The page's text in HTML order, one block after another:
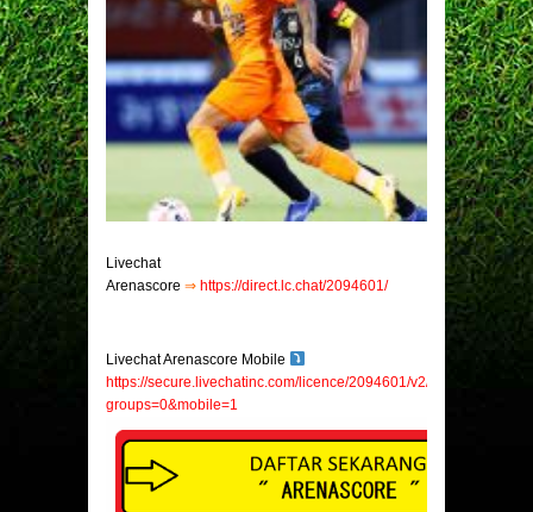
Livechat
Arenascore ⇒ https://direct.lc.chat/2094601/
Livechat Arenascore Mobile
https://secure.livechatinc.com/licence/2094601/v2/open_chat.cgi?
groups=0&mobile=1